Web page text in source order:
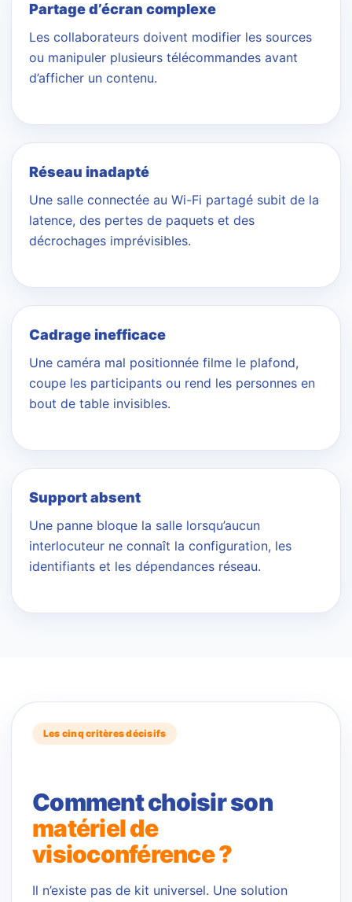
Partage d’écran complexe
Les collaborateurs doivent modifier les sources
ou manipuler plusieurs télécommandes avant
d’afficher un contenu.
Réseau inadapté
Une salle connectée au Wi-Fi partagé subit de la
latence, des pertes de paquets et des
décrochages imprévisibles.
Cadrage inefficace
Une caméra mal positionnée filme le plafond,
coupe les participants ou rend les personnes en
bout de table invisibles.
Support absent
Une panne bloque la salle lorsqu’aucun
interlocuteur ne connaît la configuration, les
identifiants et les dépendances réseau.
Les cinq critères décisifs
Comment choisir son
matériel de
visioconférence ?
Il n’existe pas de kit universel. Une solution